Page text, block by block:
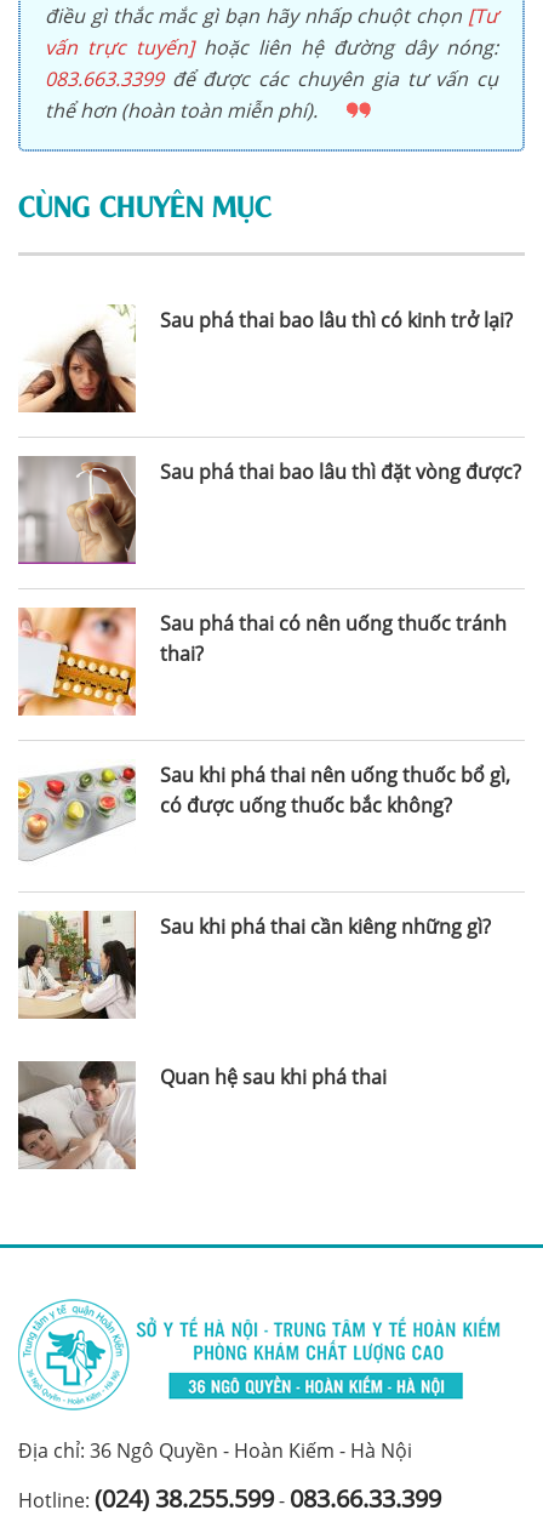
điều gì thắc mắc gì bạn hãy nhấp chuột chọn [Tư
vấn trực tuyến]hoặc liên hệ đường dây nóng:
083.663.3399để được các chuyên gia tư vấn cụ
thể hơn (hoàn toàn miễn phí).
CÙNG CHUYÊN MỤC
Sau phá thai bao lâu thì có kinh trở lại?
Sau phá thai bao lâu thì đặt vòng được?
Sau phá thai có nên uống thuốc tránh
thai?
Sau khi phá thai nên uống thuốc bổ gì,
có được uống thuốc bắc không?
Sau khi phá thai cần kiêng những gì?
Quan hệ sau khi phá thai
Địa chỉ: 36 Ngô Quyền - Hoàn Kiếm - Hà Nội
Hotline: (024) 38.255.599- 083.66.33.399